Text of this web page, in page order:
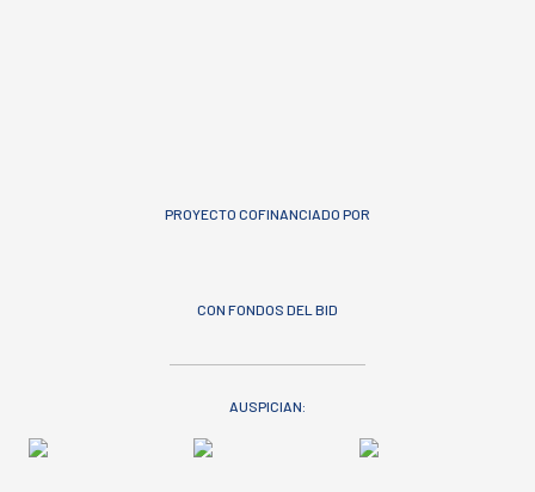
PROYECTO COFINANCIADO POR
CON FONDOS DEL BID
AUSPICIAN: